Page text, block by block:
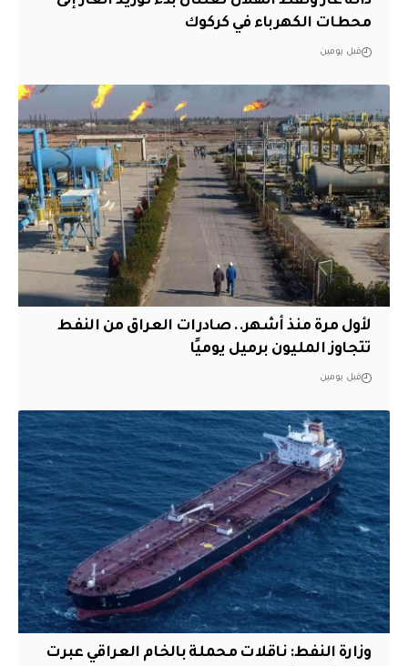
محطات الكهرباء في كركوك
قبل يومين
لأول مرة منذ أشهر.. صادرات العراق من النفط
تتجاوز المليون برميل يوميًا
قبل يومين
وزارة النفط: ناقلات محملة بالخام العراقي عبرت